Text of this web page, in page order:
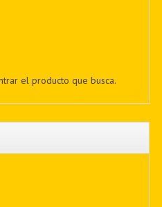
el producto que busca.